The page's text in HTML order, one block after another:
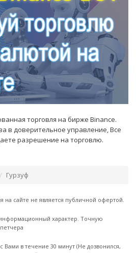
торговля на бирже Binance.
в доверительное управление, Все
разрешение на торговлю.
Гурзуф
сайте не является публичной офертой.
характер. Точную
Вами в течение 30 минут (Не дозвонился,